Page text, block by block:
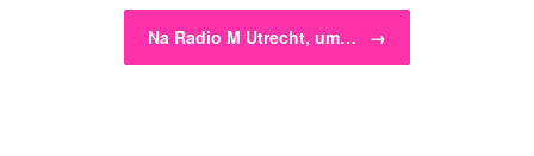
Na Radio M Utrecht, um… →